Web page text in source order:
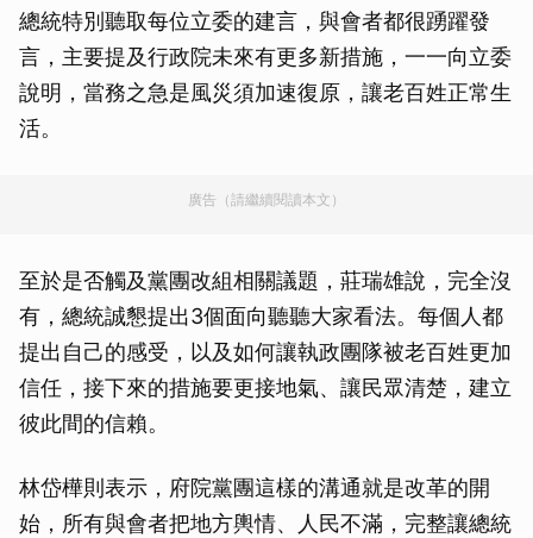
總統特別聽取每位立委的建言，與會者都很踴躍發
言，主要提及行政院未來有更多新措施，一一向立委
說明，當務之急是風災須加速復原，讓老百姓正常生
活。
廣告（請繼續閱讀本文）
至於是否觸及黨團改組相關議題，莊瑞雄說，完全沒
有，總統誠懇提出3個面向聽聽大家看法。每個人都
提出自己的感受，以及如何讓執政團隊被老百姓更加
信任，接下來的措施要更接地氣、讓民眾清楚，建立
彼此間的信賴。
林岱樺則表示，府院黨團這樣的溝通就是改革的開
始，所有與會者把地方輿情、人民不滿，完整讓總統